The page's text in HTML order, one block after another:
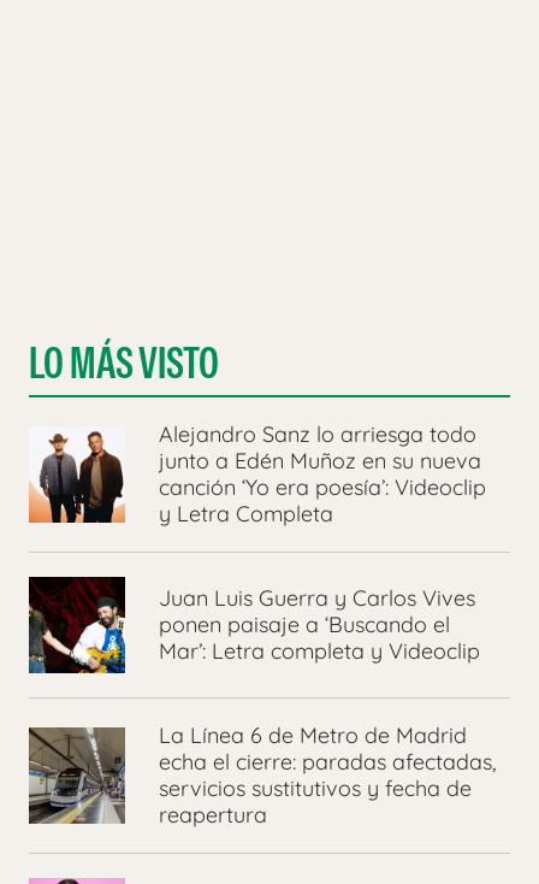
LO MÁS VISTO
Alejandro Sanz lo arriesga todo
junto a Edén Muñoz en su nueva
canción ‘Yo era poesía’: Videoclip
y Letra Completa
Juan Luis Guerra y Carlos Vives
ponen paisaje a ‘Buscando el
Mar’: Letra completa y Videoclip
La Línea 6 de Metro de Madrid
echa el cierre: paradas afectadas,
servicios sustitutivos y fecha de
reapertura